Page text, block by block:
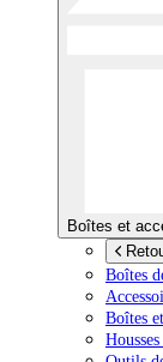
Boîtes et
Boîtes
Boîtes